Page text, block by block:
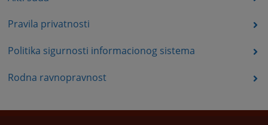
Pravila privatnosti
Politika sigurnosti informacionog sistema
Rodna ravnopravnost